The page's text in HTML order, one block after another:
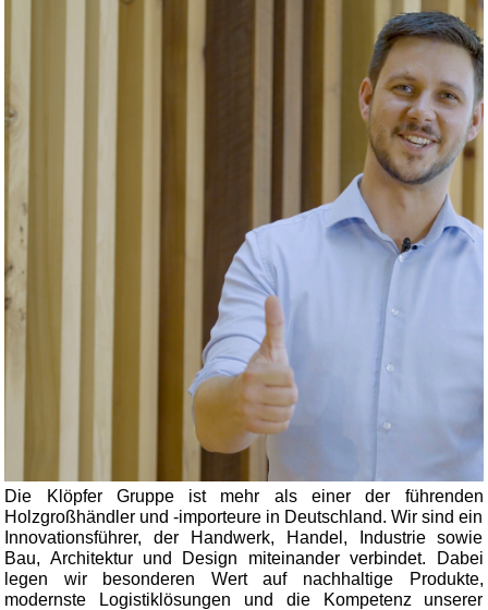
Die Klöpfer Gruppe ist mehr als einer der führenden
Holzgroßhändler und -importeure in Deutschland. Wir sind ein
Innovationsführer, der Handwerk, Handel, Industrie sowie
Bau, Architektur und Design miteinander verbindet. Dabei
legen wir besonderen Wert auf nachhaltige Produkte,
modernste Logistiklösungen und die Kompetenz unserer